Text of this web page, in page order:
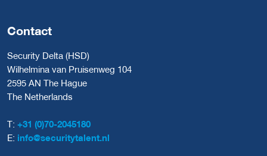
Contact
Security Delta (HSD)
Wilhelmina van Pruisenweg 104
2595 AN The Hague
The Netherlands
T: +31 (0)70-2045180
E: info@securitytalent.nl